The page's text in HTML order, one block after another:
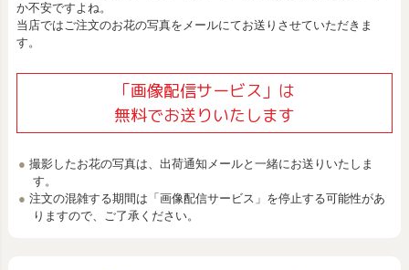
か不安ですよね。
当店ではご注文のお花の写真をメールにてお送りさせていただきま
す。
「画像配信サービス」は
無料でお送りいたします
撮影したお花の写真は、出荷通知メールと一緒にお送りいたしま
す。
注文の混雑する期間は「画像配信サービス」を停止する可能性があ
りますので、ご了承ください。